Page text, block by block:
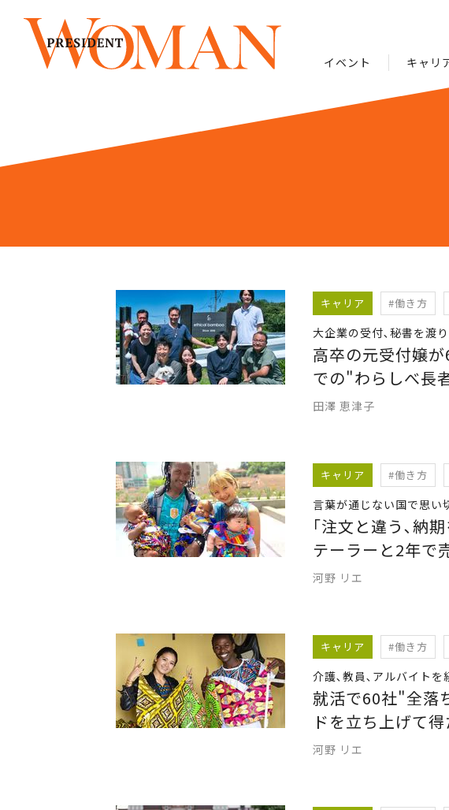
イベント キャリ
キャリア #働き方
大企業の受付､秘書を渡
高卒の元受付嬢
での"わらしべ長
田澤 恵津子
キャリア #働き方
言葉が通じない国で思い
｢注文と違う､納
テーラーと2年で
河野 リエ
キャリア #働き方
介護､教員､アルバイトを
就活で60社"全落
ドを立ち上げて
河野 リエ